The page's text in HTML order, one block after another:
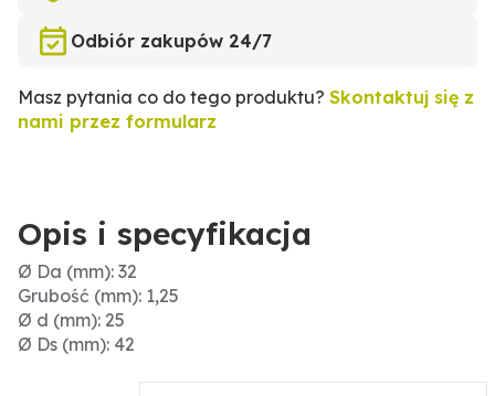
Odbiór zakupów 24/7
Masz pytania co do tego produktu? Skontaktuj się z
nami przez formularz
Opis i specyfikacja
Ø Da (mm): 32
Grubość (mm): 1,25
Ø d (mm): 25
Ø Ds (mm): 42